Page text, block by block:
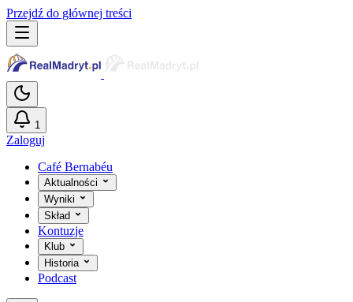
Przejdź do głównej treści
1
Zaloguj
Café Bernabéu
Aktualności
Wyniki
Skład
Kontuzje
Klub
Historia
Podcast